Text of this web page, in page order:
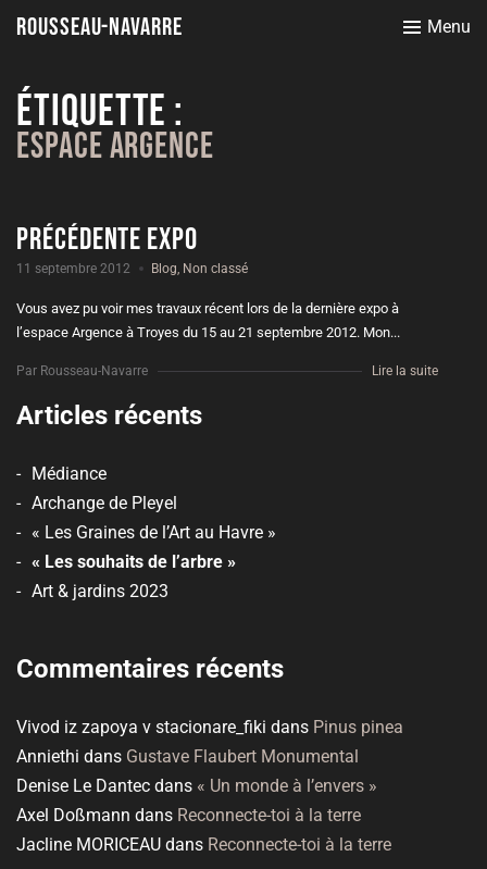
Rousseau-Navarre Menu
Étiquette :
Espace Argence
Précédente expo
11 septembre 2012 Blog, Non classé
Vous avez pu voir mes travaux récent lors de la dernière expo à
l’espace Argence à Troyes du 15 au 21 septembre 2012. Mon...
Par Rousseau-Navarre Lire la suite
Articles récents
Médiance
Archange de Pleyel
« Les Graines de l’Art au Havre »
« Les souhaits de l’arbre »
Art & jardins 2023
Commentaires récents
Vivod iz zapoya v stacionare_fiki dans Pinus pinea
Anniethi dans Gustave Flaubert Monumental
Denise Le Dantec dans « Un monde à l’envers »
Axel Doßmann dans Reconnecte-toi à la terre
Jacline MORICEAU dans Reconnecte-toi à la terre